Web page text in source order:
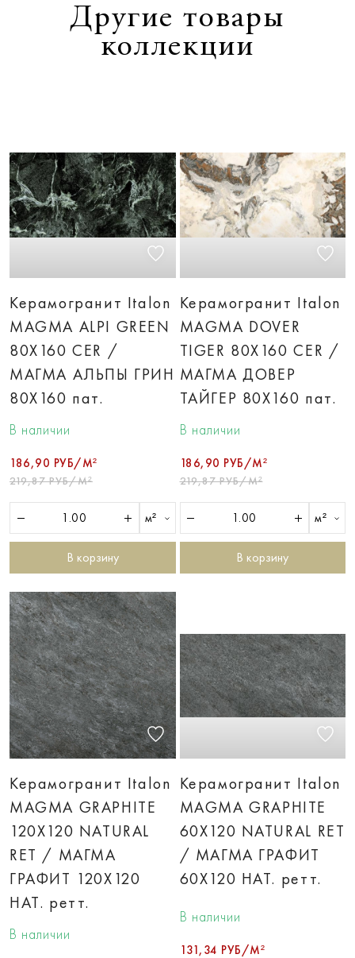
Другие товары
коллекции
Керамогранит Italon
MAGMA ALPI GREEN
80X160 CER /
МАГМА АЛЬПЫ ГРИН
80X160 пат.
В наличии
186,90 РУБ/М²
219,87 РУБ/М²
м²
В корзину
Керамогранит Italon
MAGMA DOVER
TIGER 80X160 CER /
МАГМА ДОВЕР
ТАЙГЕР 80X160 пат.
В наличии
186,90 РУБ/М²
219,87 РУБ/М²
м²
В корзину
Керамогранит Italon
MAGMA GRAPHITE
120X120 NATURAL
RET / МАГМА
ГРАФИТ 120X120
НАТ. ретт.
В наличии
Керамогранит Italon
MAGMA GRAPHITE
60X120 NATURAL RET
/ МАГМА ГРАФИТ
60X120 НАТ. ретт.
В наличии
131,34 РУБ/М²